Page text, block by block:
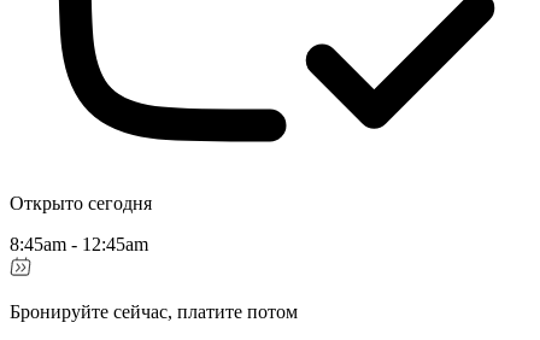
Открыто сегодня
8:45am - 12:45am
Бронируйте сейчас, платите потом